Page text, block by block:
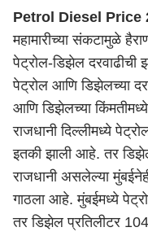
Petrol Diesel Price
महामारीच्या संकटामुळे
पेट्रोल-डिझेल दरवाढीची
पेट्रोल आणि डिझेलच्या
आणि डिझेलच्या
राजधानी दिल्लीमध्ये
इतकी झाली आहे. तर
राजधानी असलेल्या
गाठला आहे. मुंबईमध्ये
तर डिझेल प्रतिलीटर